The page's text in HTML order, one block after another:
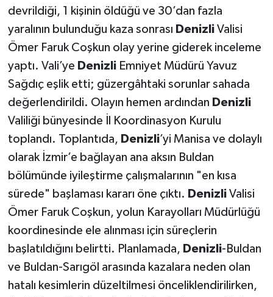
devrildiği, 1 kişinin öldüğü ve 30’dan fazla
yaralının bulunduğu kaza sonrası DenizliValisi
Ömer Faruk Coşkun olay yerine giderek inceleme
yaptı. Vali’ye DenizliEmniyet Müdürü Yavuz
Sağdıç eşlik etti; güzergâhtaki sorunlar sahada
değerlendirildi. Olayın hemen ardından Denizli
Valiliği bünyesinde İl Koordinasyon Kurulu
toplandı. Toplantıda, Denizli’yi Manisa ve dolaylı
olarak İzmir’e bağlayan ana aksın Buldan
bölümünde iyileştirme çalışmalarının "en kısa
sürede" başlaması kararı öne çıktı. DenizliValisi
Ömer Faruk Coşkun, yolun Karayolları Müdürlüğü
koordinesinde ele alınması için süreçlerin
başlatıldığını belirtti. Planlamada, Denizli-Buldan
ve Buldan-Sarıgöl arasında kazalara neden olan
hatalı kesimlerin düzeltilmesi önceliklendirilirken,